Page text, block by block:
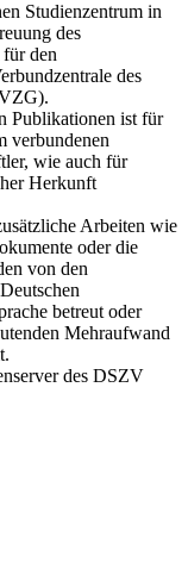
Studienzentrum in
des
den
des
Publikationen ist für
verbundenen
wie auch für
Herkunft
Arbeiten wie
oder die
von den
betreut oder
Mehraufwand
des DSZV